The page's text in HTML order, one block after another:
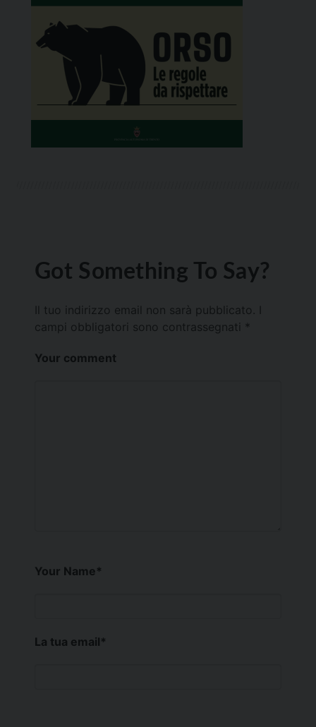
Got Something To Say?
Il tuo indirizzo email non sarà pubblicato.
campi obbligatori sono contrassegnati *
Your comment
Your Name*
La tua email*